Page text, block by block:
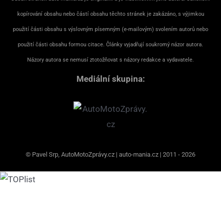
kopírování obsahu nebo částí obsahu těchto stránek je zakázáno, s výjimkou
použití části obsahu s výslovným písemným (e-mailovým) svolením autorů nebo
použití části obsahu formou citace. Články vyjadřují soukromý názor autora.
Názory autora se nemusí ztotožňovat s názory redakce a vydavatele.
Mediální skupina:
© Pavel Srp, AutoMotoZprávy.cz | auto-mania.cz | 2011 - 2026